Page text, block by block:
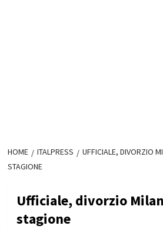
HOME ITALPRESS
UFFICIALE, DIVORZIO
STAGIONE
Ufficiale, divorzio
stagione